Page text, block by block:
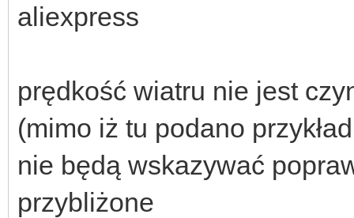
aliexpress
prędkość wiatru nie jest
(mimo iż tu podano przykład
nie będą wskazywać
przybliżone